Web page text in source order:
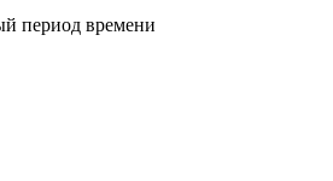
период времени